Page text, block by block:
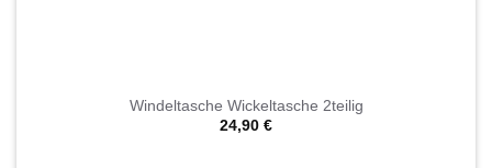
Windeltasche Wickeltasche 2teilig
24,90 €